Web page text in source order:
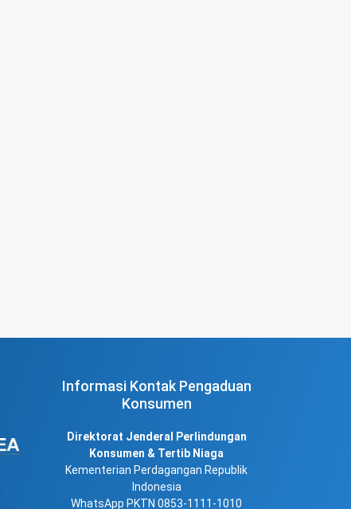
Informasi Kontak Pengaduan
Konsumen
Direktorat Jenderal Perlindungan
Konsumen & Tertib Niaga
Kementerian Perdagangan Republik
Indonesia
WhatsApp PKTN 0853-1111-1010